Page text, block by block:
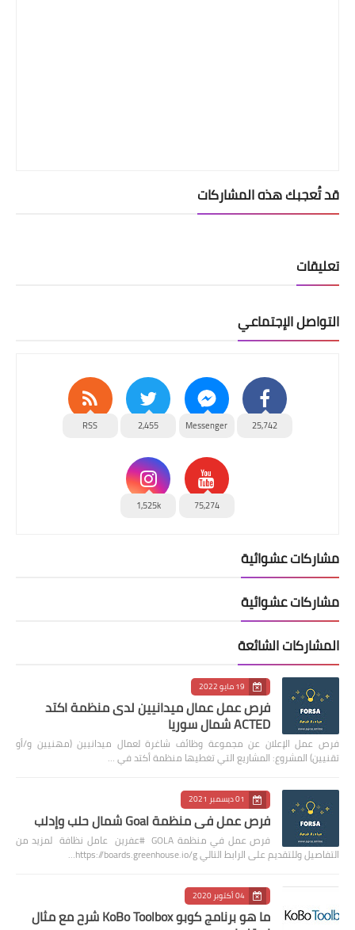
قد تُعجبك هذه المشاركات
تعليقات
التواصل الإجتماعي
25,742
Messenger
2,455
RSS
75,274
1,525k
مشاركات عشوائية
مشاركات عشوائية
المشاركات الشائعة
19 مايو 2022
فرص عمل عمال ميدانيين لدى منظمة اكتد
ACTED شمال سوريا
فرص عمل الإعلان عن مجموعة وظائف شاغرة لعمال ميدانيين (مهنيين و/أو
تقنيين) المشروع: المشاريع التي تغطيها منظمة أكتد في …
01 ديسمبر 2021
فرص عمل في منظمة Goal شمال حلب وإدلب
فرص عمل في منظمة GOLA #عفرين عامل نظافة لمزيد من
التفاصيل وللتقديم على الرابط التالي https://boards.greenhouse.io/g…
04 أكتوبر 2020
ما هو برنامج كوبو KoBo Toolbox شرح مع مثال